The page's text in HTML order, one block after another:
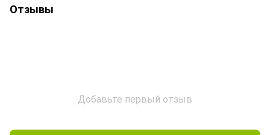
Отзывы
Добавьте первый отзыв